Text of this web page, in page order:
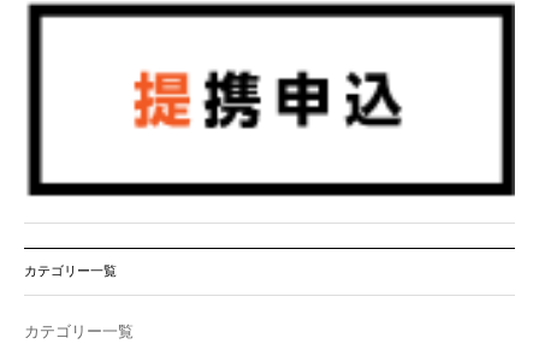
カテゴリー一覧
カテゴリー一覧